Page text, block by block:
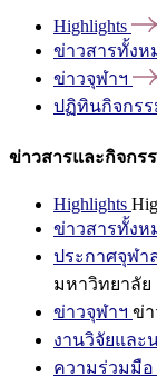
Highlights
ข่าวสารทั้งห
ข่าวจุฬาฯ
ปฏิทินกิจกรร
ข่าวสารและกิจกร
Highlights
ข่าวสารทั้งห
ประกาศจุฬา
มหาวิทยาลัย
ข่าวจุฬาฯ ข่า
งานวิจัยและ
ความร่วมมือ